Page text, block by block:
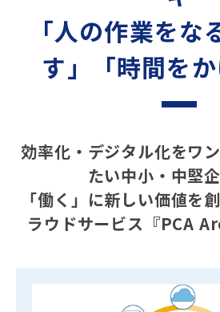
「人の作業をな
す」「時間をか
効率化・デジタル化をワ
たい中小・中堅企
「働く」に新しい価値を
ラウドサービス『PCA